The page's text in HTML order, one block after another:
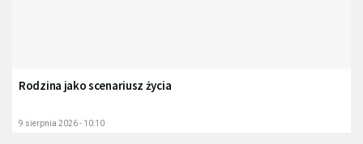
Rodzina jako scenariusz życia
9 sierpnia 2026 - 10:10